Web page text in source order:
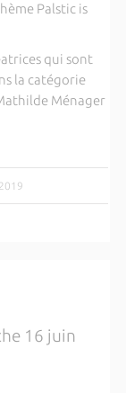
Palstic is
qui sont
la catégorie
Ménager
16 juin